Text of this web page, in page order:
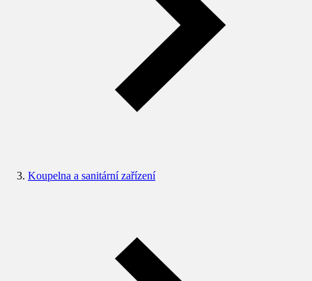
Koupelna a sanitární zařízení